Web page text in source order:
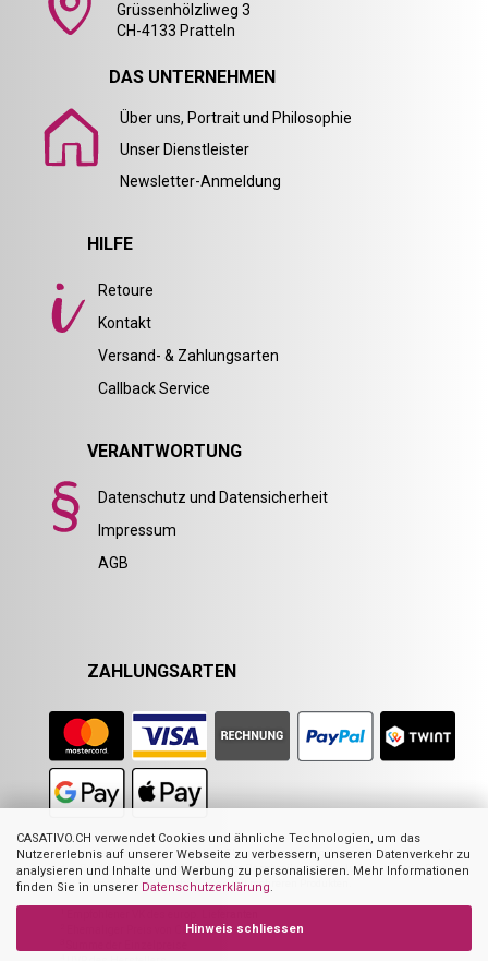
CASATIVO.CH verwendet Cookies und ähnliche Technologien, um das
Nutzererlebnis auf unserer Webseite zu verbessern, unseren Datenverkehr zu
analysieren und Inhalte und Werbung zu personalisieren. Mehr Informationen
finden Sie in unserer Datenschutzerklärung.
Hinweis schliessen
Grüssenhölzliweg 3
CH-4133 Pratteln
DAS UNTERNEHMEN
Über uns, Portrait und Philosophie
Unser Dienstleister
Newsletter-Anmeldung
HILFE
Retoure
Kontakt
Versand- & Zahlungsarten
Callback Service
VERANTWORTUNG
Datenschutz und Datensicherheit
Impressum
AGB
ZAHLUNGSARTEN
Nicht alle Abbildungen im Online-Shop stellen das angebotene Produkt zwingend
dar. Sie dienen zur Visualisierung der Beschreibung oder als Orientierung. Dies
gilt hauptsächlich für Abbildungen mit mehreren Produkten.
Ehemaliger Preis von Casativo